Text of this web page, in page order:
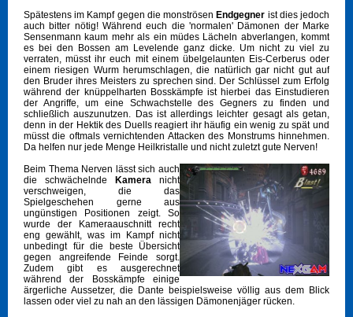
Spätestens im Kampf gegen die monströsen Endgegner ist dies jedoch
auch bitter nötig! Während euch die 'normalen' Dämonen der Marke
Sensenmann kaum mehr als ein müdes Lächeln abverlangen, kommt
es bei den Bossen am Levelende ganz dicke. Um nicht zu viel zu
verraten, müsst ihr euch mit einem übelgelaunten Eis-Cerberus oder
einem riesigen Wurm herumschlagen, die natürlich gar nicht gut auf
den Bruder ihres Meisters zu sprechen sind. Der Schlüssel zum Erfolg
während der knüppelharten Bosskämpfe ist hierbei das Einstudieren
der Angriffe, um eine Schwachstelle des Gegners zu finden und
schließlich auszunutzen. Das ist allerdings leichter gesagt als getan,
denn in der Hektik des Duells reagiert ihr häufig ein wenig zu spät und
müsst die oftmals vernichtenden Attacken des Monstrums hinnehmen.
Da helfen nur jede Menge Heilkristalle und nicht zuletzt gute Nerven!
Beim Thema Nerven lässt sich auch
die schwächelnde
Kamera nicht
verschweigen, die das
Spielgeschehen gerne aus
ungünstigen Positionen zeigt. So
wurde der Kameraauschnitt recht
eng gewählt, was im Kampf nicht
unbedingt für die beste Übersicht
gegen angreifende Feinde sorgt.
Zudem gibt es ausgerechnet
während der Bosskämpfe einige
ärgerliche Aussetzer, die Dante beispielsweise völlig aus dem Blick
lassen oder viel zu nah an den lässigen Dämonenjäger rücken.